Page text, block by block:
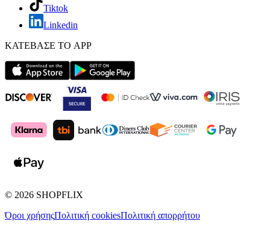
Tiktok
Linkedin
ΚΑΤΕΒΑΣΕ ΤΟ APP
© 2026 SHOPFLIX
Όροι χρήσηςΠολιτική cookiesΠολιτική απορρήτου